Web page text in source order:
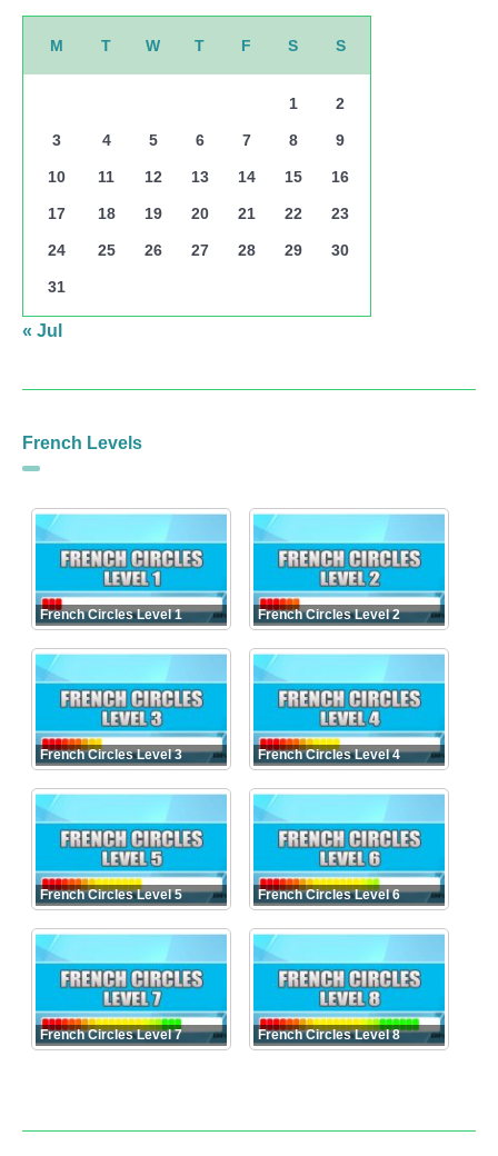
M T W T F S S
1 2
3 4 5 6 7 8 9
10 11 12 13 14 15 16
17 18 19 20 21 22 23
24 25 26 27 28 29 30
31
« Jul
French Levels
French Circles Level 1 French Circles Level 2
French Circles Level 3 French Circles Level 4
French Circles Level 5 French Circles Level 6
French Circles Level 7 French Circles Level 8